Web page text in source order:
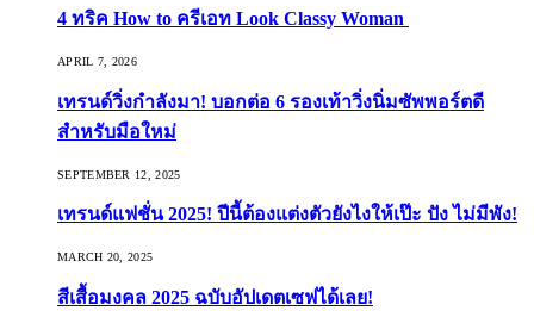
4 ทริค How to ครีเอท Look Classy Woman
APRIL 7, 2026
เทรนด์วิ่งกำลังมา! บอกต่อ 6 รองเท้าวิ่งนิ่มซัพพอร์ตดี
สำหรับมือใหม่
SEPTEMBER 12, 2025
เทรนด์แฟชั่น 2025! ปีนี้ต้องแต่งตัวยังไงให้เป๊ะ ปัง ไม่มีพัง!
MARCH 20, 2025
สีเสื้อมงคล 2025 ฉบับอัปเดตเซฟได้เลย!